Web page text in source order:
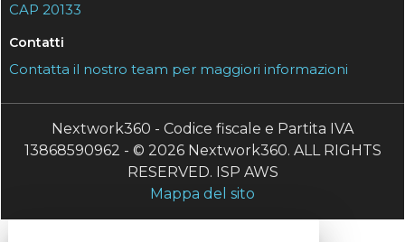
CAP 20133
Contatti
Contatta il nostro team per maggiori informazioni
Nextwork360 - Codice fiscale e Partita IVA
13868590962 - © 2026 Nextwork360. ALL RIGHTS
RESERVED. ISP AWS
Mappa del sito